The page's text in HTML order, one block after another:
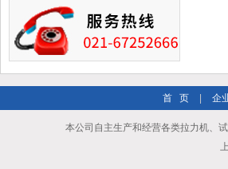
首 页 企
本公司自主生产和经营各类拉力机、